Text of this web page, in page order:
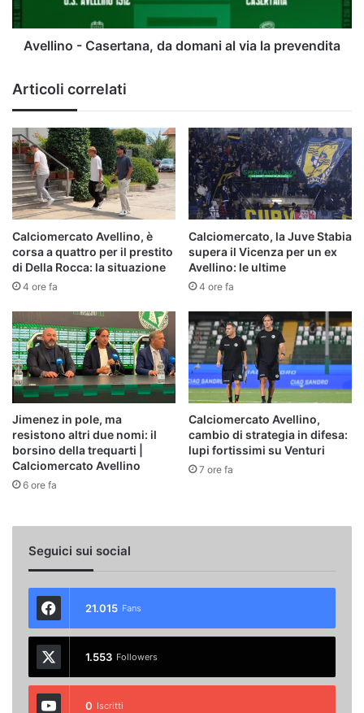
la
prevendita
Avellino - Casertana, da domani al via la prevendita
Articoli correlati
Calciomercato Avellino, è
corsa a quattro per il prestito
di Della Rocca: la situazione
4 ore fa
Calciomercato, la Juve Stabia
supera il Vicenza per un ex
Avellino: le ultime
4 ore fa
Jimenez in pole, ma
resistono altri due nomi: il
borsino della trequarti |
Calciomercato Avellino
6 ore fa
Calciomercato Avellino,
cambio di strategia in difesa:
lupi fortissimi su Venturi
7 ore fa
Seguici sui social
21.015 Fans
1.553 Followers
0 Iscritti